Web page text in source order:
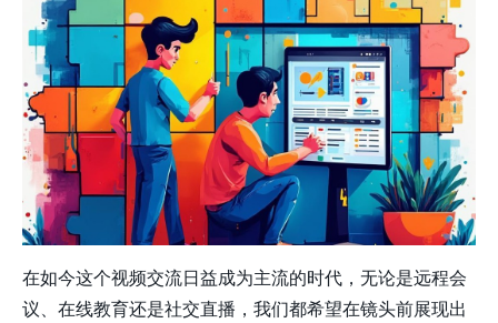
在如今这个视频交流日益成为主流的时代，无论是远程会
议、在线教育还是社交直播，我们都希望在镜头前展现出